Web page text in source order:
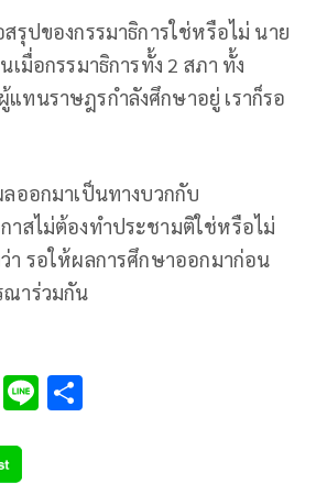
รุปของกรรมาธิการใช่หรือไม่ นาย
เมื่อกรรมาธิการทั้ง 2 สภา ทั้ง
ทนราษฎรกำลังศึกษาอยู่ เราก็รอ
ลออกมาเป็นทางบวกกับ
าสไม่ต้องทำประชามติใช่หรือไม่
า รอให้ผลการศึกษาออกมาก่อน
ณาร่วมกัน
C Li